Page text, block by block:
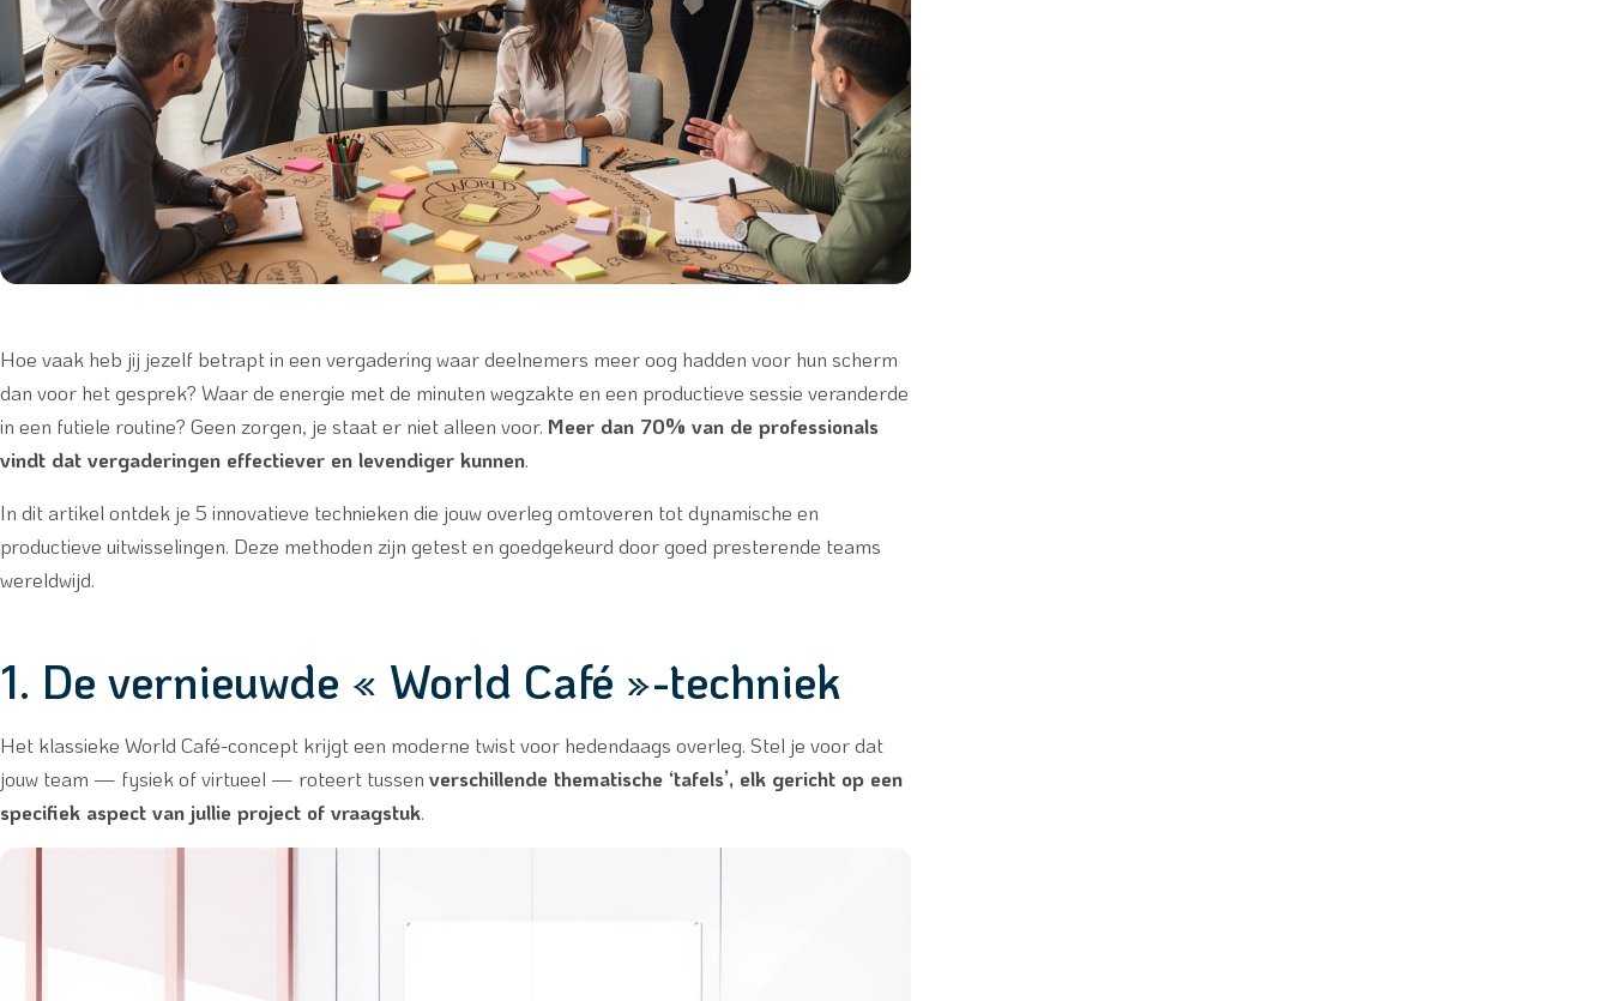
Hoe vaak heb jij jezelf betrapt in een vergadering waar deelnemers meer oog hadden voor hun scherm
dan voor het gesprek? Waar de energie met de minuten wegzakte en een productieve sessie veranderde
in een futiele routine? Geen zorgen, je staat er niet alleen voor. Meer dan 70% van de professionals
vindt dat vergaderingen effectiever en levendiger kunnen.
In dit artikel ontdek je 5 innovatieve technieken die jouw overleg omtoveren tot dynamische en
productieve uitwisselingen. Deze methoden zijn getest en goedgekeurd door goed presterende teams
wereldwijd.
1. De vernieuwde « World Café »-techniek
Het klassieke World Café-concept krijgt een moderne twist voor hedendaags overleg. Stel je voor dat
jouw team — fysiek of virtueel — roteert tussen verschillende thematische ‘tafels’, elk gericht op een
specifiek aspect van jullie project of vraagstuk.